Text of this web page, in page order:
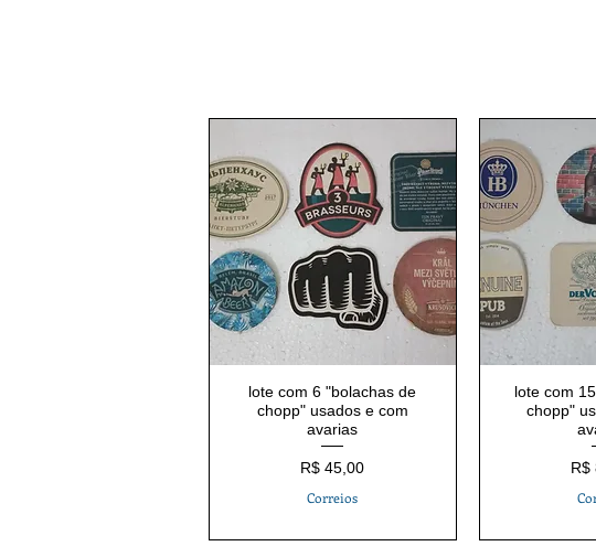
lote com 6 "bolachas de
chopp" usados e com
avarias
Preço
R$ 45,00
Correios
lote com
chopp"
R$